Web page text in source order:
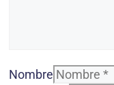
Nombre